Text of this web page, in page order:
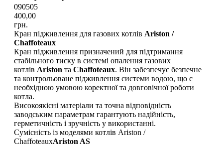
090505
400,00
грн.
Кран підживлення для газових котлів Ariston /
Chaffoteaux
Кран підживлення призначений для підтримання
стабільного тиску в системі опалення газових
котлів Ariston та Chaffoteaux. Він забезпечує безпечне
та контрольоване підживлення системи водою, що є
необхідною умовою коректної та довговічної роботи
котла.
Високоякісні матеріали та точна відповідність
заводським параметрам гарантують надійність,
герметичність і зручність у використанні.
Сумісність із моделями котлів Ariston /
ChaffoteauxAriston AS